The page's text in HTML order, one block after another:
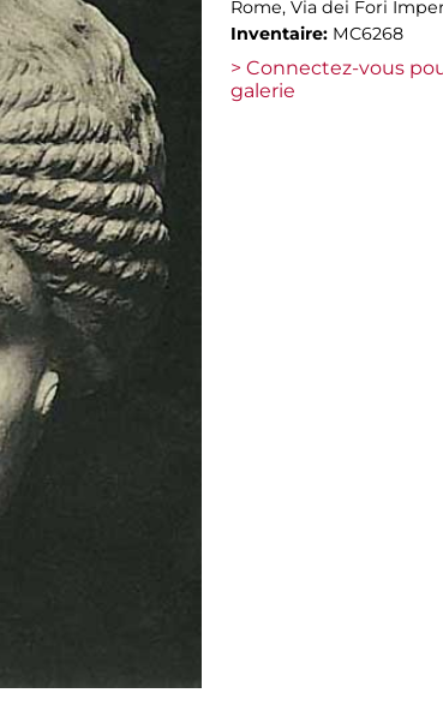
Rome, Via dei Fori
Inventaire: MC6268
> Connectez-vous
galerie